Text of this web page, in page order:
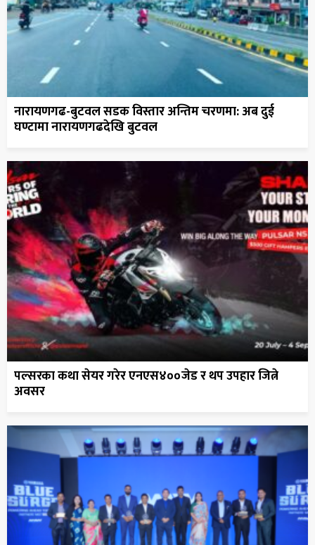
नारायणगढ-बुटवल सडक विस्तार अन्तिम चरणमा: अब दुई
घण्टामा नारायणगढदेखि बुटवल
पल्सरका कथा सेयर गरेर एनएस४००जेड र थप उपहार जित्ने
अवसर